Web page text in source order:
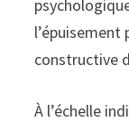
constructive
À l’échelle